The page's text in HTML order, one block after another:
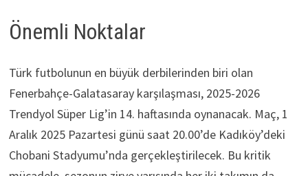
Önemli Noktalar
Türk futbolunun en büyük derbilerinden biri olan
Fenerbahçe-Galatasaray karşılaşması, 2025-2026
Trendyol Süper Lig’in 14. haftasında oynanacak. Maç, 1
Aralık 2025 Pazartesi günü saat 20.00’de Kadıköy’deki
Chobani Stadyumu’nda gerçekleştirilecek. Bu kritik